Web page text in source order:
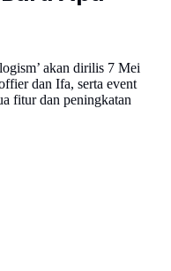
akan dirilis 7 Mei
dan Ifa, serta event
fitur dan peningkatan